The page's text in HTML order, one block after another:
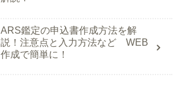
ARS鑑定の申込書作成方法を解
説！注意点と入力方法など WEB
作成で簡単に！